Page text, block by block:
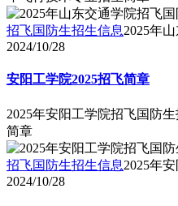
招飞国防生招生信息2025年
2024/10/28
安阳工学院2025招飞简章
2025年安阳工学院招飞国防
简章
招飞国防生招生信息2025年
2024/10/28